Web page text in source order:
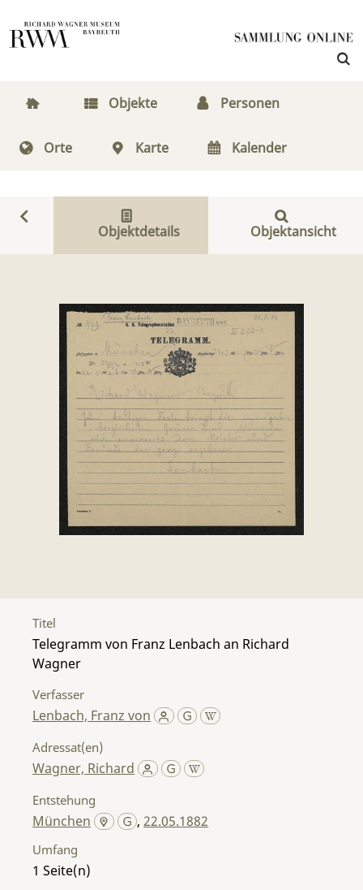
Objekte Personen
Orte Karte Kalender
Objektdetails Objektansicht
Titel
Telegramm von Franz Lenbach an Richard
Wagner
Verfasser
Lenbach, Franz von
Adressat(en)
Wagner, Richard
Entstehung
München ,22.05.1882
Umfang
1